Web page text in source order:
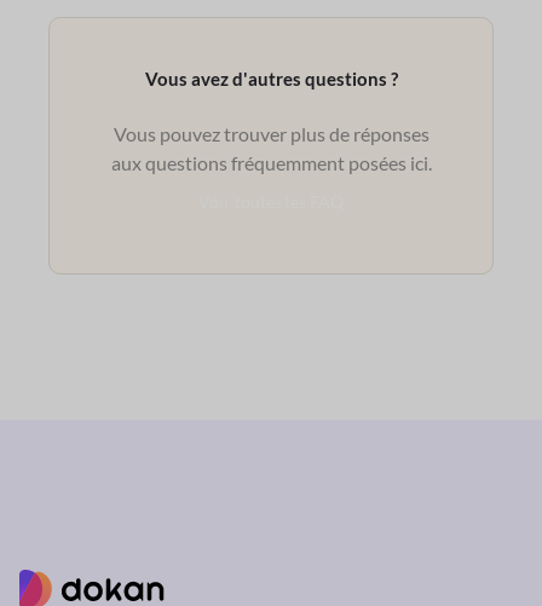
Vous avez d'autres questions ?
Vous pouvez trouver plus de réponses
aux questions fréquemment posées ici.